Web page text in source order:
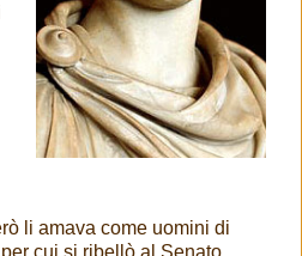
li amava come uomini di
cui si ribellò al Senato